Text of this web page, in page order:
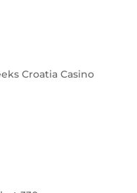
Croatia Casino